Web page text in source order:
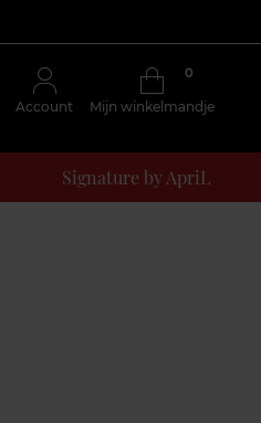
Account Mijn winkelmandje
0
Signature by ApriL